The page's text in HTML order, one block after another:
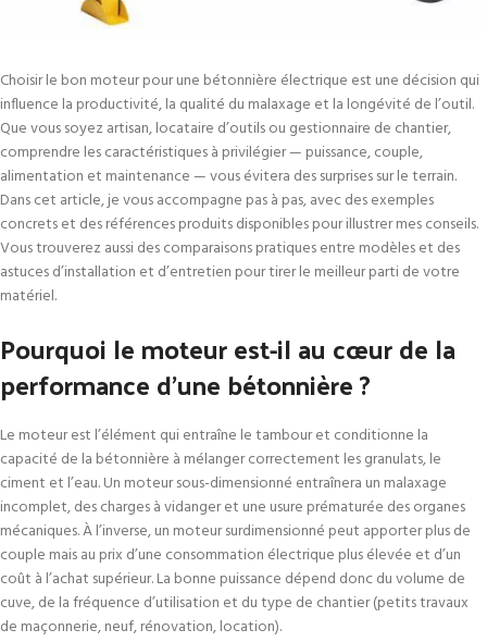
Choisir le bon moteur pour une bétonnière électrique est une décision qui
influence la productivité, la qualité du malaxage et la longévité de l’outil.
Que vous soyez artisan, locataire d’outils ou gestionnaire de chantier,
comprendre les caractéristiques à privilégier — puissance, couple,
alimentation et maintenance — vous évitera des surprises sur le terrain.
Dans cet article, je vous accompagne pas à pas, avec des exemples
concrets et des références produits disponibles pour illustrer mes conseils.
Vous trouverez aussi des comparaisons pratiques entre modèles et des
astuces d’installation et d’entretien pour tirer le meilleur parti de votre
matériel.
Pourquoi le moteur est-il au cœur de la
performance d’une bétonnière ?
Le moteur est l’élément qui entraîne le tambour et conditionne la
capacité de la bétonnière à mélanger correctement les granulats, le
ciment et l’eau. Un moteur sous-dimensionné entraînera un malaxage
incomplet, des charges à vidanger et une usure prématurée des organes
mécaniques. À l’inverse, un moteur surdimensionné peut apporter plus de
couple mais au prix d’une consommation électrique plus élevée et d’un
coût à l’achat supérieur. La bonne puissance dépend donc du volume de
cuve, de la fréquence d’utilisation et du type de chantier (petits travaux
de maçonnerie, neuf, rénovation, location).